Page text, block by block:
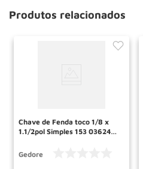
Produtos relacionados
Chave de Fenda toco 1/8 x
1.1/2pol Simples 153 036248
Gedore